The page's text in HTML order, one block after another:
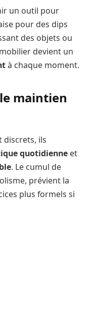
un outil pour
pour des dips
des objets ou
devient un
à chaque moment.
maintien
discrets, ils
quotidienne et
. Le cumul de
prévient la
plus formels si